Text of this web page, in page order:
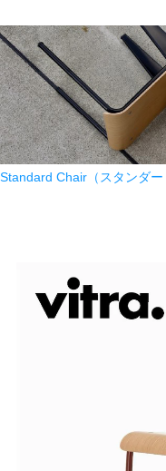
Standard Chair（スタンダ